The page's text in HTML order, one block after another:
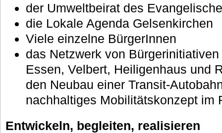
der Umweltbeirat des
die Lokale Agenda Gelsenkirchen
Viele einzelne BürgerInnen
das Netzwerk von
Essen, Velbert, Heiligenhaus und
den Neubau einer Transit-
nachhaltiges Mobilitätskonzept im
Entwickeln, begleiten, realisieren